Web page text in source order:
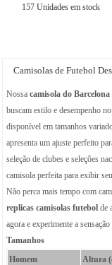
157 Unidades em stock
Camisolas de Futebol
Nossa camisola do Barcelona
buscam estilo e desempenho
disponível em tamanhos
apresenta um ajuste perfeito
seleção de clubes e seleções
camisola perfeita para exibir
Não perca mais tempo com
replicas camisolas futebol de
agora e experimente a
Tamanhos
Homem
Altura